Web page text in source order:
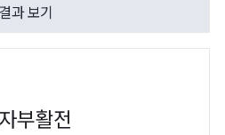
결과 보기
부활전